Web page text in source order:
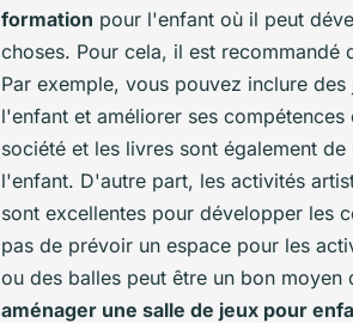
formation pour l'enfant où il peut
choses. Pour cela, il est
Par exemple, vous pouvez inclure
l'enfant et améliorer ses
société et les livres sont également
l'enfant. D'autre part, les activités
sont excellentes pour développer les
pas de prévoir un espace pour les
ou des balles peut être un bon
aménager une salle de jeux pour